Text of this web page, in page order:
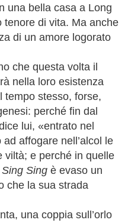
una bella casa a Long
tenore di vita. Ma anche
di un amore logorato
che questa volta il
nella loro esistenza
tempo stesso, forse,
perché fin dal
lui, «entrato nel
affogare nell’alcol le
viltà; e perché in quelle
Sing Sing è evaso un
che la sua strada
una coppia sull’orlo